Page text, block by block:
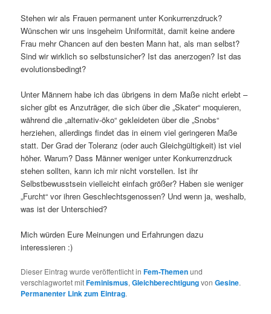
Stehen wir als Frauen permanent unter Konkurrenzdruck?
Wünschen wir uns insgeheim Uniformität, damit keine andere
Frau mehr Chancen auf den besten Mann hat, als man selbst?
Sind wir wirklich so selbstunsicher? Ist das anerzogen? Ist das
evolutionsbedingt?
Unter Männern habe ich das übrigens in dem Maße nicht erlebt –
sicher gibt es Anzuträger, die sich über die „Skater“ moquieren,
während die „alternativ-öko“ gekleideten über die „Snobs“
herziehen, allerdings findet das in einem viel geringeren Maße
statt. Der Grad der Toleranz (oder auch Gleichgültigkeit) ist viel
höher. Warum? Dass Männer weniger unter Konkurrenzdruck
stehen sollten, kann ich mir nicht vorstellen. Ist ihr
Selbstbewusstsein vielleicht einfach größer? Haben sie weniger
„Furcht“ vor ihren Geschlechtsgenossen? Und wenn ja, weshalb,
was ist der Unterschied?
Mich würden Eure Meinungen und Erfahrungen dazu
interessieren :)
Dieser Eintrag wurde veröffentlicht inFem-Themenund
verschlagwortet mitFeminismus,GleichberechtigungvonGesine.
Permanenter Link zum Eintrag.